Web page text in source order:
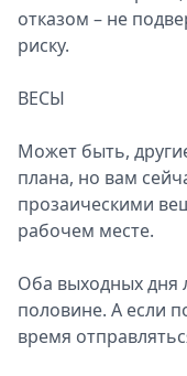
отказом – не
риску.
ВЕСЫ
Может быть,
плана, но вам
прозаическими
рабочем месте.
Оба выходных дня
половине. А если
время